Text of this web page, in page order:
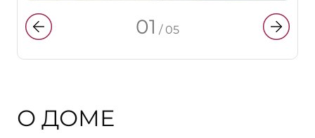
01 / 05
О ДОМЕ